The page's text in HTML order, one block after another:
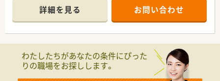
■ボトムアップを大切にする会社です。在宅推進チームや学会
発表チーム、マニュアルチームなど手上げ式で有志を募り、やり
たい仕事をしてもらいながら社内を活気付けたいという考えで
す。
育休取得・復帰率100％、平均残業時間7ｈ/月、離職率5％など従
業員満足度は非常に高いです。
■ボトムアップ・地域連携・ライフワークバランスを実現してい
る結果、「優良企業ガイド 2018」にて奈良県1位を獲得！
詳細を見る お問い合わせ
わたしたちがあなたの条件にぴった
りの職場をお探しします。